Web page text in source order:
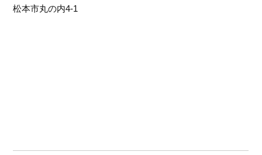
松本市丸の内4-1